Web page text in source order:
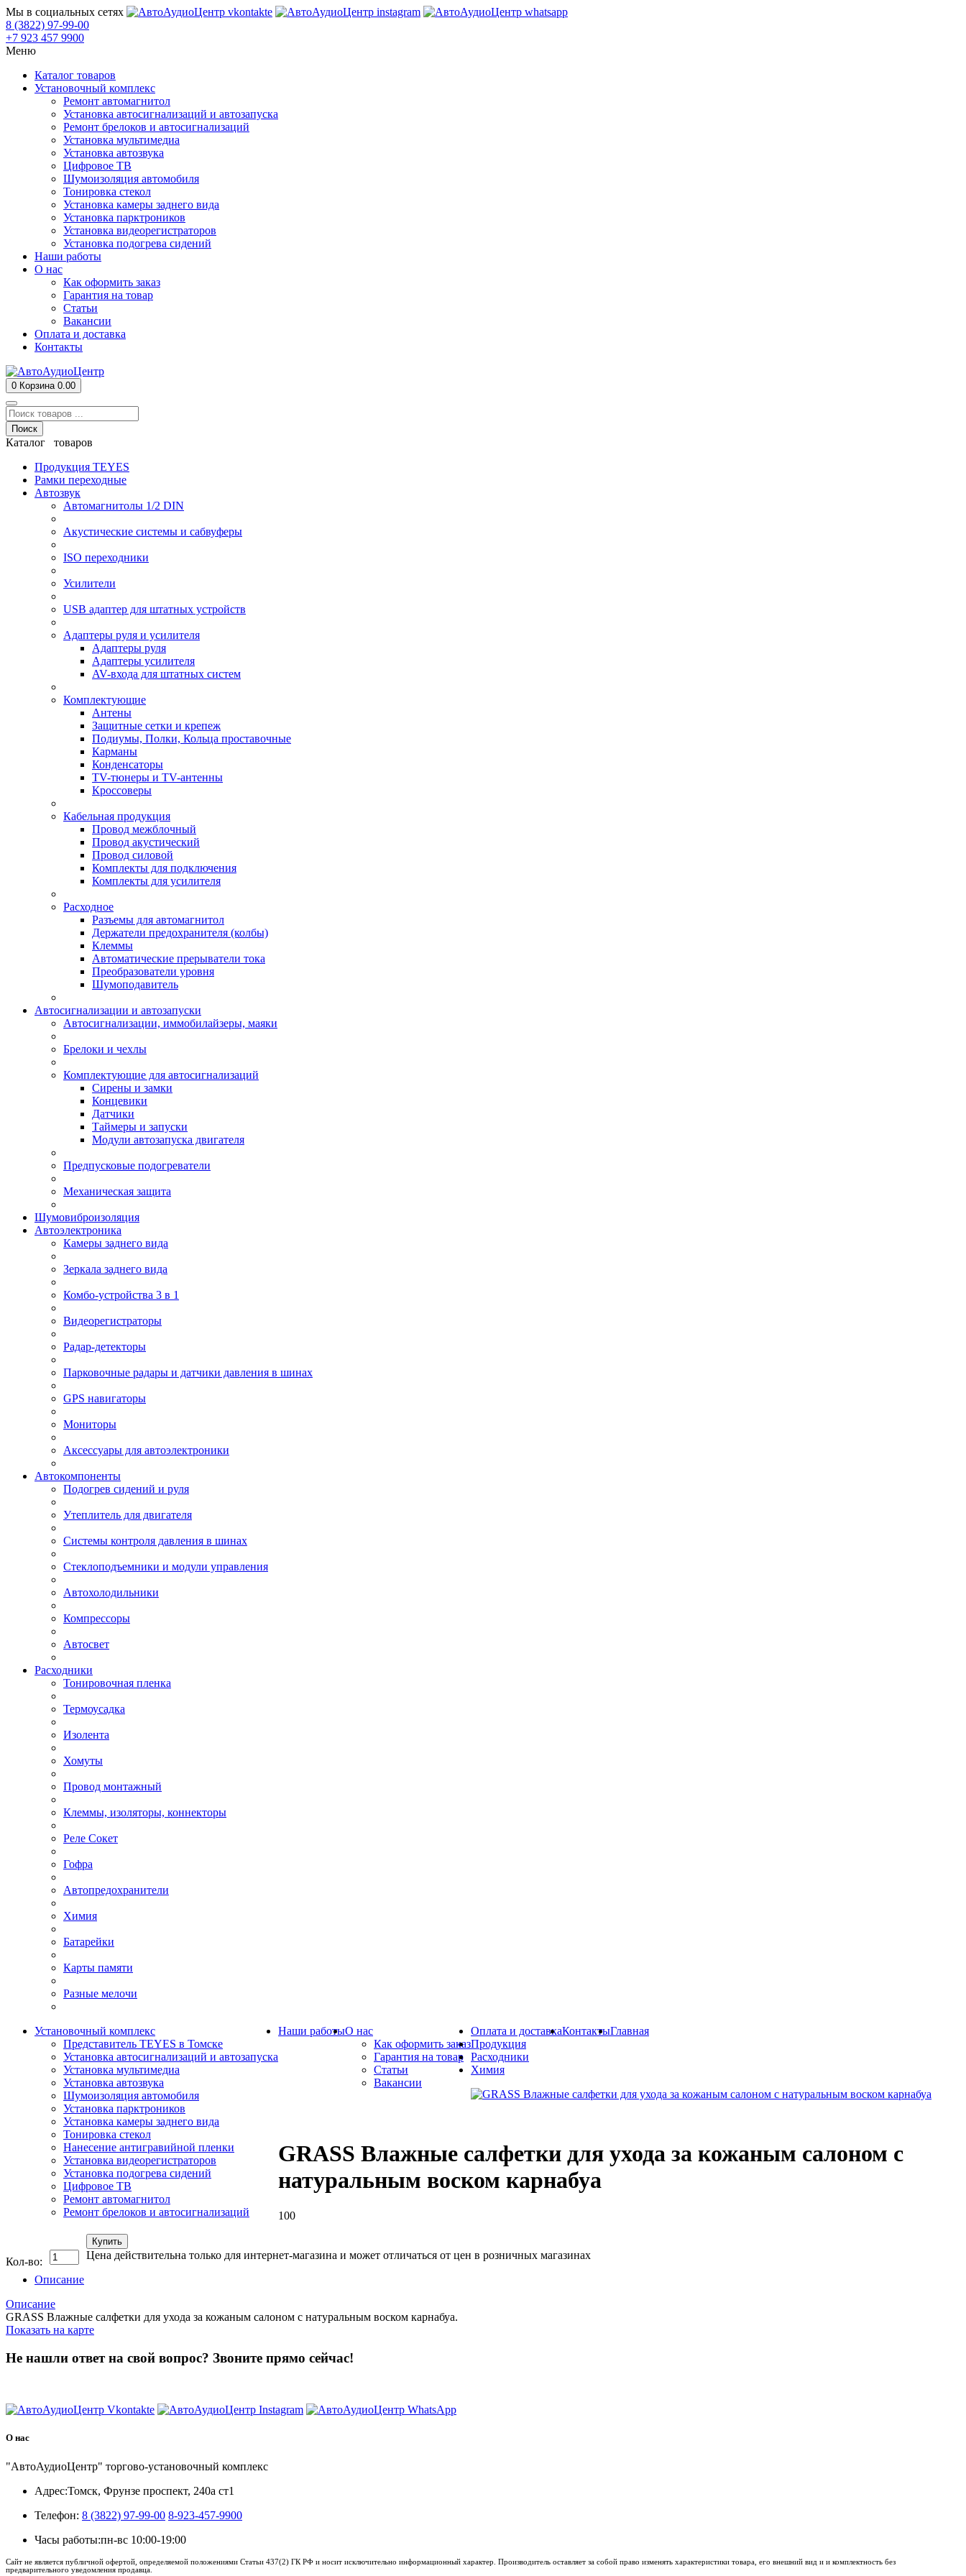
Мы в социальных сетях
8 (3822) 97-99-00
+7 923 457 9900
Меню
Каталог товаров
Установочный комплекс
Ремонт автомагнитол
Установка автосигнализаций и автозапуска
Ремонт брелоков и автосигнализаций
Установка мультимедиа
Установка автозвука
Цифровое ТВ
Шумоизоляция автомобиля
Тонировка стекол
Установка камеры заднего вида
Установка парктроников
Установка видеорегистраторов
Установка подогрева сидений
Наши работы
О нас
Как оформить заказ
Гарантия на товар
Статьи
Вакансии
Оплата и доставка
Контакты
0 Корзина 0.00
Поиск
Каталог товаров
Продукция TEYES
Рамки переходные
Автозвук
Автомагнитолы 1/2 DIN
Акустические системы и сабвуферы
ISO переходники
Усилители
USB адаптер для штатных устройств
Адаптеры руля и усилителя
Адаптеры руля
Адаптеры усилителя
AV-входа для штатных систем
Комплектующие
Антены
Защитные сетки и крепеж
Подиумы, Полки, Кольца проставочные
Карманы
Конденсаторы
TV-тюнеры и TV-антенны
Кроссоверы
Кабельная продукция
Провод межблочный
Провод акустический
Провод силовой
Комплекты для подключения
Комплекты для усилителя
Расходное
Разъемы для автомагнитол
Держатели предохранителя (колбы)
Клеммы
Автоматические прерыватели тока
Преобразователи уровня
Шумоподавитель
Автосигнализации и автозапуски
Автосигнализации, иммобилайзеры, маяки
Брелоки и чехлы
Комплектующие для автосигнализаций
Сирены и замки
Концевики
Датчики
Таймеры и запуски
Модули автозапуска двигателя
Предпусковые подогреватели
Механическая защита
Шумовиброизоляция
Автоэлектроника
Камеры заднего вида
Зеркала заднего вида
Комбо-устройства 3 в 1
Видеорегистраторы
Радар-детекторы
Парковочные радары и датчики давления в шинах
GPS навигаторы
Мониторы
Аксессуары для автоэлектроники
Автокомпоненты
Подогрев сидений и руля
Утеплитель для двигателя
Системы контроля давления в шинах
Стеклоподъемники и модули управления
Автохолодильники
Компрессоры
Автосвет
Расходники
Тонировочная пленка
Термоусадка
Изолента
Хомуты
Провод монтажный
Клеммы, изоляторы, коннекторы
Реле Сокет
Гофра
Автопредохранители
Химия
Батарейки
Карты памяти
Разные мелочи
Установочный комплекс
Представитель TEYES в Томске
Установка автосигнализаций и автозапуска
Установка мультимедиа
Установка автозвука
Шумоизоляция автомобиля
Установка парктроников
Установка камеры заднего вида
Тонировка стекол
Нанесение антигравийной пленки
Установка видеорегистраторов
Установка подогрева сидений
Цифровое ТВ
Ремонт автомагнитол
Ремонт брелоков и автосигнализаций
Наши работыО нас
Как оформить заказ
Гарантия на товар
Статьи
Вакансии
Оплата и доставкаКонтактыГлавная
Продукция
Расходники
Химия
GRASS Влажные салфетки для ухода за кожаным салоном с
натуральным воском карнабуа
100
Кол-во:
Купить
Цена действительна только для интернет-магазина и может отличаться от цен в розничных магазинах
Описание
Описание
GRASS Влажные салфетки для ухода за кожаным салоном с натуральным воском карнабуа.
Показать на карте
Не нашли ответ на свой вопрос? Звоните прямо сейчас!
О нас
"АвтоАудиоЦентр" торгово-установочный комплекс
Адрес:Томск, Фрунзе проспект, 240а ст1
Телефон: 8 (3822) 97-99-00 8-923-457-9900
Часы работы:пн-вс 10:00-19:00
Сайт не является публичной офертой, определяемой положениями Статьи 437(2) ГК РФ и носит исключительно информационный характер. Производитель оставляет за собой право изменять характеристики товара, его внешний вид и и комплектность без
предварительного уведомления продавца.